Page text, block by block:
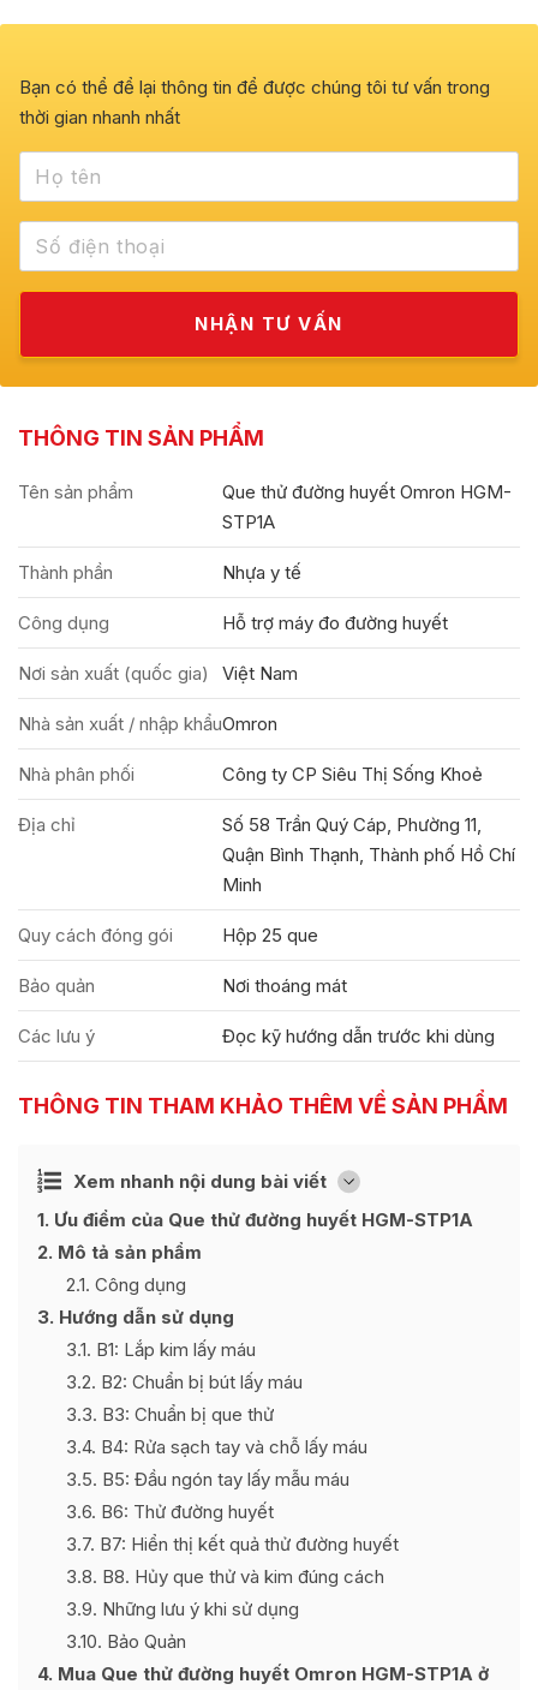
Bạn có thể để lại thông tin để được chúng tôi tư vấn trong
thời gian nhanh nhất
THÔNG TIN SẢN PHẨM
Tên sản phẩm
Que thử đường huyết Omron HGM-
STP1A
Thành phần Nhựa y tế
Công dụng Hỗ trợ máy đo đường huyết
Nơi sản xuất (quốc gia) Việt Nam
Nhà sản xuất / nhập khẩuOmron
Nhà phân phối Công ty CP Siêu Thị Sống Khoẻ
Địa chỉ
Số 58 Trần Quý Cáp, Phường 11,
Quận Bình Thạnh, Thành phố Hồ Chí
Minh
Quy cách đóng gói Hộp 25 que
Bảo quản Nơi thoáng mát
Các lưu ý Đọc kỹ hướng dẫn trước khi dùng
THÔNG TIN THAM KHẢO THÊM VỀ SẢN PHẨM
Xem nhanh nội dung bài viết [
Ẩn
1 Ưu điểm của Que thử đường huyết HGM-STP1A
2 Mô tả sản phẩm
2.1 Công dụng
3 Hướng dẫn sử dụng
3.1 B1: Lắp kim lấy máu
3.2 B2: Chuẩn bị bút lấy máu
3.3 B3: Chuẩn bị que thử
3.4 B4: Rửa sạch tay và chỗ lấy máu
3.5 B5: Đầu ngón tay lấy mẫu máu
3.6 B6: Thử đường huyết
3.7 B7: Hiển thị kết quả thử đường huyết
3.8 B8. Hủy que thử và kim đúng cách
3.9 Những lưu ý khi sử dụng
3.10 Bảo Quản
4 Mua Que thử đường huyết Omron HGM-STP1A ở